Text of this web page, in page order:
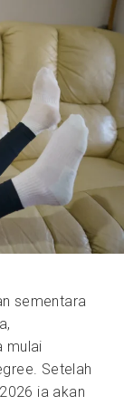
sementara
mulai
Setelah
ia akan